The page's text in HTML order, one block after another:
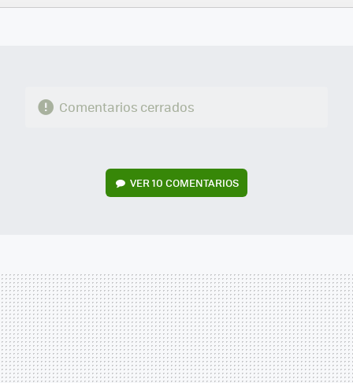
FACEBOOK
TWITTERFLIPBOARD
E-
WHATSAPP
Comentarios cerrados
VER10 COMENTARIOS